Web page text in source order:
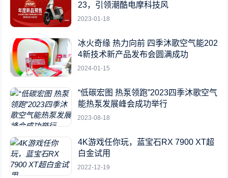
23，引领潮酷电摩科技风
2023-01-18
冰火奇缘 热力向前 四季沐歌空气能202
4新技术新产品发布会圆满成功
2024-01-15
“低碳宏图 热泵领跑”2023四季沐歌空气
能热泵发展峰会成功举行
2023-08-18
4K游戏任你玩，蓝宝石RX 7900 XT超
白金试用
2022-12-19